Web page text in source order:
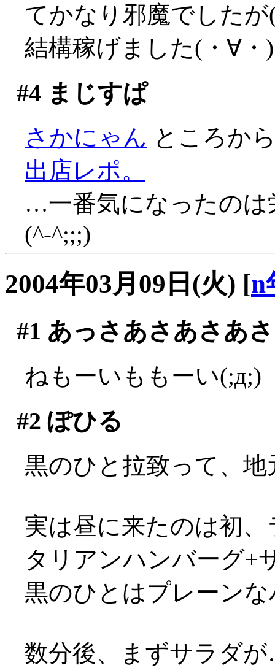
てかなり邪魔でしたが
結構稼げました(・∀・
#4まじすぱ
さかにゃん ところか
出店レポ。
…一番気になったのは
(^-^;;;)
2004年03月09日(火) [n
#1 あっさあさあさあ
ねもーいももーい(;д;)
#2 ぽひる
黒のひと拉致って、
実は昼に来たのは初
タリアンハンバーグ+
黒のひとはプレーン
数分後、まずサラダ